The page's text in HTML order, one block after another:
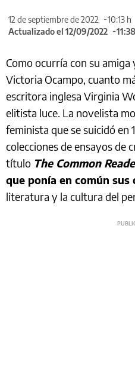
12 de septiembre de 2022
10:13 h
Actualizado el 12/09/2022
Como ocurría con su
Victoria Ocampo, cuanto
escritora inglesa Virginia
elitista luce. La novelista
feminista que se suicidó en
colecciones de ensayos de
título The Common
que ponía en común sus
literatura y la cultura del